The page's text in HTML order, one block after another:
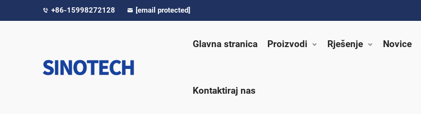
+86-15998272128 [email protected]
Glavna stranica Proizvodi Rješenje Novice
Kontaktiraj nas